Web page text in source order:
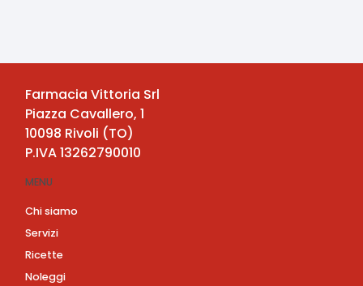
Farmacia Vittoria Srl
Piazza Cavallero, 1
10098 Rivoli (TO)
P.IVA13262790010
MENU
Chi siamo
Servizi
Ricette
Noleggi